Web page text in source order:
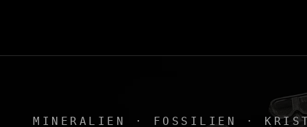
MINERALIEN · FOSSILIEN ·